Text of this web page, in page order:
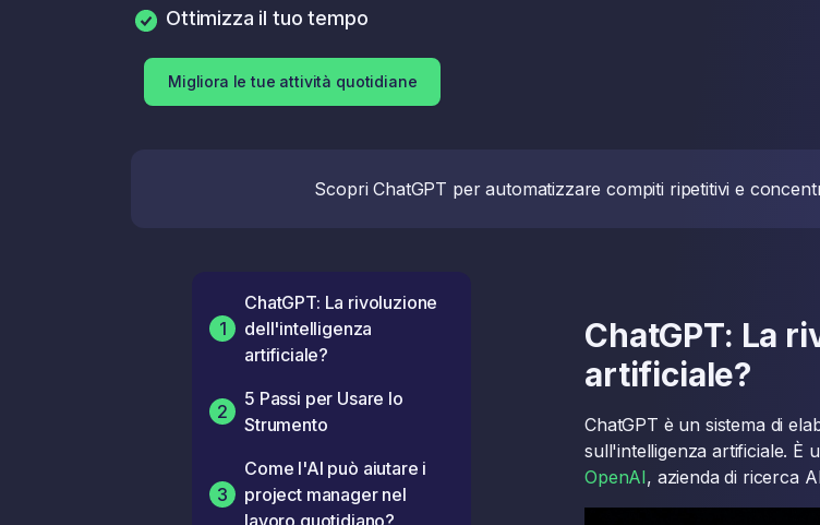
Ottimizza il tuo tempo
Migliora le tue attività quotidiane
Scopri ChatGPT per automatizzare compiti ripetitivi e
1
ChatGPT: La rivoluzione
dell'intelligenza
artificiale?
2
5 Passi per Usare lo
Strumento
3
Come l'AI può aiutare i
project manager nel
lavoro quotidiano?
ChatGPT: La
artificiale?
ChatGPT è un sistema di
sull'intelligenza artificiale. È
OpenAI, azienda di ricerca